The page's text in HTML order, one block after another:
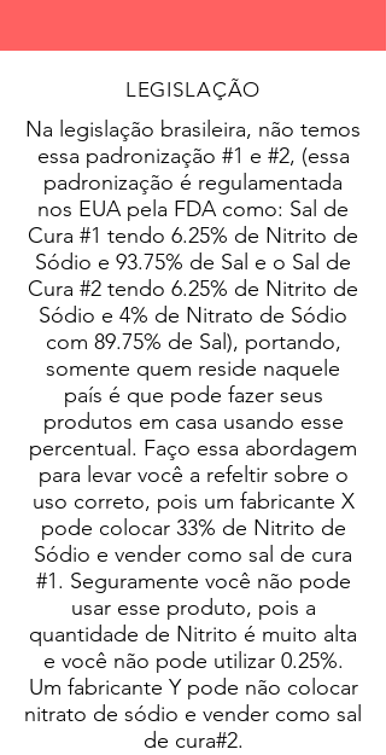
LEGISLAÇÃO
Na legislação brasileira, não temos
essa padronização #1 e #2, (essa
padronização é regulamentada
nos EUA pela FDA como: Sal de
Cura #1 tendo 6.25% de Nitrito de
Sódio e 93.75% de Sal e o Sal de
Cura #2 tendo 6.25% de Nitrito de
Sódio e 4% de Nitrato de Sódio
com 89.75% de Sal), portando,
somente quem reside naquele
país é que pode fazer seus
produtos em casa usando esse
percentual. Faço essa abordagem
para levar você a refeltir sobre o
uso correto, pois um fabricante X
pode colocar 33% de Nitrito de
Sódio e vender como sal de cura
#1. Seguramente você não pode
usar esse produto, pois a
quantidade de Nitrito é muito alta
e você não pode utilizar 0.25%.
Um fabricante Y pode não colocar
nitrato de sódio e vender como sal
de cura#2.